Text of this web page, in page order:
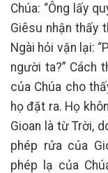
Chúa: “Ông lấy
Giêsu nhận thấy
Ngài hỏi vặn lại:
người ta?” Cách
của Chúa cho
họ đặt ra. Họ
Gioan là từ Trời,
phép rửa của
phép lạ của